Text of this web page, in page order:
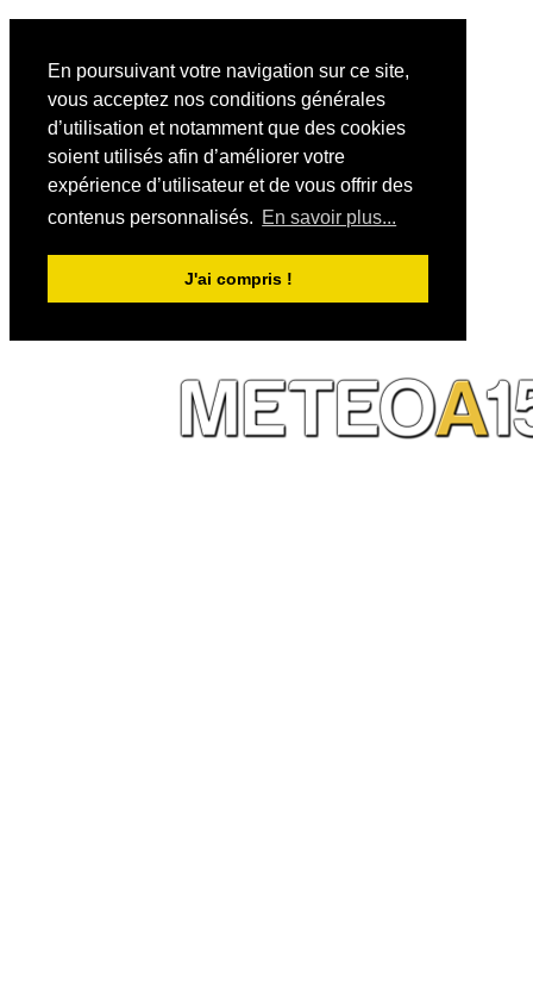
En poursuivant votre navigation sur ce site,
vous acceptez nos conditions générales
d’utilisation et notamment que des cookies
soient utilisés afin d’améliorer votre
expérience d’utilisateur et de vous offrir des
contenus personnalisés. En savoir plus...
J'ai compris !